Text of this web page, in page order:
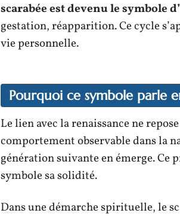
scarabée est devenu le symbole
gestation, réapparition. Ce cycle
vie personnelle.
Pourquoi ce symbole parle
Le lien avec la renaissance ne
comportement observable dans la
génération suivante en émerge. Ce
symbole sa solidité.
Dans une démarche spirituelle, le